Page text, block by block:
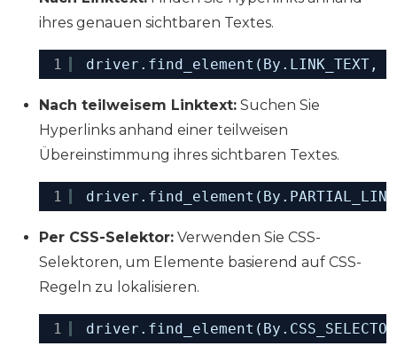
ihres genauen sichtbaren Textes.
1 driver.find_element(By.LINK_TEXT,
Nach teilweisem Linktext: Suchen Sie
Hyperlinks anhand einer teilweisen
Übereinstimmung ihres sichtbaren Textes.
1
Per CSS-Selektor: Verwenden Sie CSS-
Selektoren, um Elemente basierend auf CSS-
Regeln zu lokalisieren.
1